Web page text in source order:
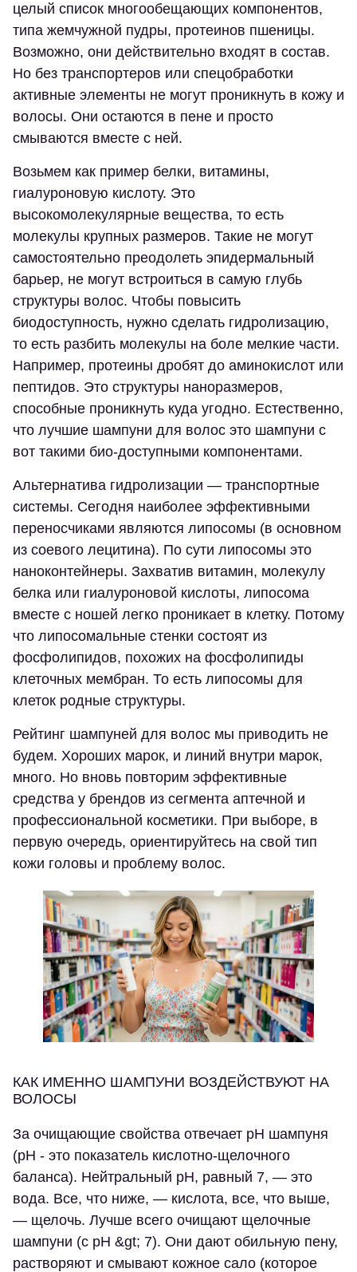
целый список многообещающих компонентов,
типа жемчужной пудры, протеинов пшеницы.
Возможно, они действительно входят в состав.
Но без транспортеров или спецобработки
активные элементы не могут проникнуть в кожу и
волосы. Они остаются в пене и просто
смываются вместе с ней.
Возьмем как пример белки, витамины,
гиалуроновую кислоту. Это
высокомолекулярные вещества, то есть
молекулы крупных размеров. Такие не могут
самостоятельно преодолеть эпидермальный
барьер, не могут встроиться в самую глубь
структуры волос. Чтобы повысить
биодоступность, нужно сделать гидролизацию,
то есть разбить молекулы на боле мелкие части.
Например, протеины дробят до аминокислот или
пептидов. Это структуры наноразмеров,
способные проникнуть куда угодно. Естественно,
что лучшие шампуни для волос это шампуни с
вот такими био-доступными компонентами.
Альтернатива гидролизации — транспортные
системы. Сегодня наиболее эффективными
переносчиками являются липосомы (в основном
из соевого лецитина). По сути липосомы это
наноконтейнеры. Захватив витамин, молекулу
белка или гиалуроновой кислоты, липосома
вместе с ношей легко проникает в клетку. Потому
что липосомальные стенки состоят из
фосфолипидов, похожих на фосфолипиды
клеточных мембран. То есть липосомы для
клеток родные структуры.
Рейтинг шампуней для волос мы приводить не
будем. Хороших марок, и линий внутри марок,
много. Но вновь повторим эффективные
средства у брендов из сегмента аптечной и
профессиональной косметики. При выборе, в
первую очередь, ориентируйтесь на свой тип
кожи головы и проблему волос.
КАК ИМЕННО ШАМПУНИ ВОЗДЕЙСТВУЮТ НА
ВОЛОСЫ
За очищающие свойства отвечает pH шампуня
(pH - это показатель кислотно-щелочного
баланса). Нейтральный pH, равный 7, — это
вода. Все, что ниже, — кислота, все, что выше,
— щелочь. Лучше всего очищают щелочные
шампуни (с pH &gt; 7). Они дают обильную пену,
растворяют и смывают кожное сало (которое